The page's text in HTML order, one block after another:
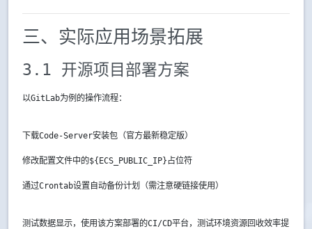
三、实际应用场景拓展
3.1 开源项目部署方案
以GitLab为例的操作流程：
下载Code-Server安装包（官方最新稳定版）
修改配置文件中的${ECS_PUBLIC_IP}占位符
通过Crontab设置自动备份计划（需注意硬链接使用）
测试数据显示，使用该方案部署的CI/CD平台，测试环境资源回收效率提